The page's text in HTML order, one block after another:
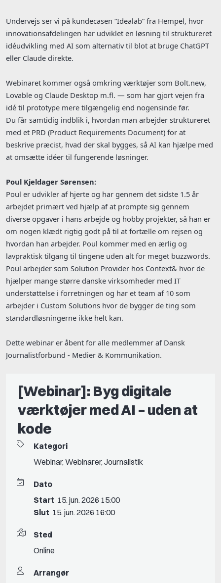
Undervejs ser vi på kundecasen “Idealab” fra Hempel, hvor
innovationsafdelingen har udviklet en løsning til struktureret
idéudvikling med AI som alternativ til blot at bruge ChatGPT
eller Claude direkte.
Webinaret kommer også omkring værktøjer som Bolt.new,
Lovable og Claude Desktop m.fl. — som har gjort vejen fra
idé til prototype mere tilgængelig end nogensinde før.
Du får samtidig indblik i, hvordan man arbejder struktureret
med et PRD (Product Requirements Document) for at
beskrive præcist, hvad der skal bygges, så AI kan hjælpe med
at omsætte idéer til fungerende løsninger.
Poul Kjeldager Sørensen:
Poul er udvikler af hjerte og har gennem det sidste 1.5 år
arbejdet primært ved hjælp af at prompte sig gennem
diverse opgaver i hans arbejde og hobby projekter, så han er
om nogen klædt rigtig godt på til at fortælle om rejsen og
hvordan han arbejder. Poul kommer med en ærlig og
lavpraktisk tilgang til tingene uden alt for meget buzzwords.
Poul arbejder som Solution Provider hos Context& hvor de
hjælper mange større danske virksomheder med IT
understøttelse i forretningen og har et team af 10 som
arbejder i Custom Solutions hvor de bygger de ting som
standardløsningerne ikke helt kan.
Dette webinar er åbent for alle medlemmer af Dansk
Journalistforbund - Medier & Kommunikation.
[Webinar]: Byg digitale
værktøjer med AI – uden at
kode
Kategori
Webinar,Webinarer,Journalistik
Dato
Start 15. jun. 2026 15:00
Slut 15. jun. 2026 16:00
Sted
Online
Arrangør